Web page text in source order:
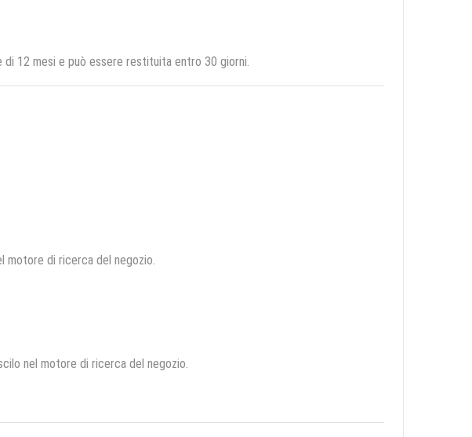
di 12 mesi e può essere restituita entro 30 giorni.
motore di ricerca del negozio.
nel motore di ricerca del negozio.